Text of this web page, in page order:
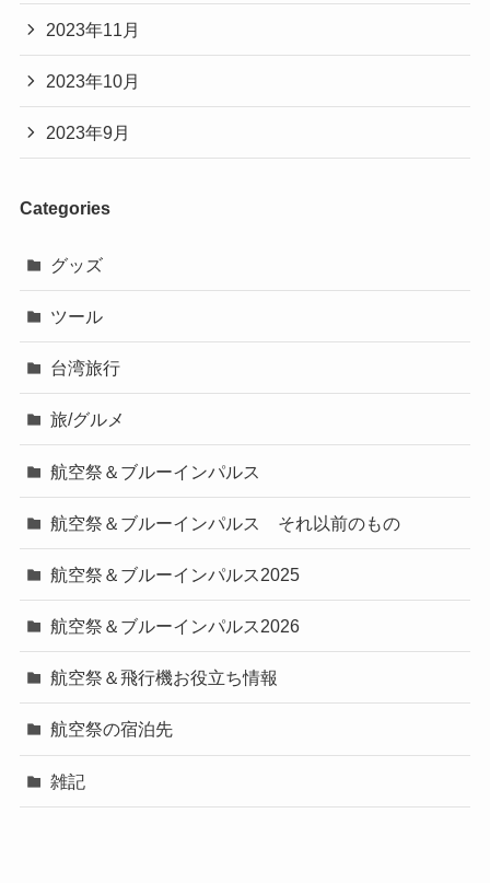
2023年11月
2023年10月
2023年9月
Categories
グッズ
ツール
台湾旅行
旅/グルメ
航空祭＆ブルーインパルス
航空祭＆ブルーインパルス それ以前のもの
航空祭＆ブルーインパルス2025
航空祭＆ブルーインパルス2026
航空祭＆飛行機お役立ち情報
航空祭の宿泊先
雑記